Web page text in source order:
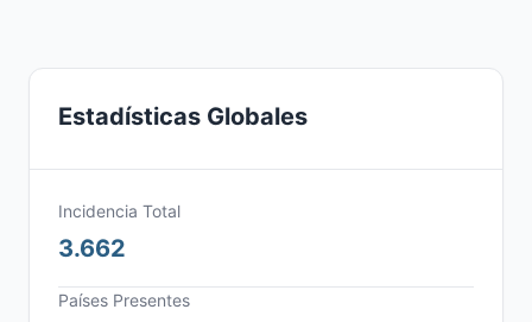
Estadísticas Globales
Incidencia Total
3.662
Países Presentes